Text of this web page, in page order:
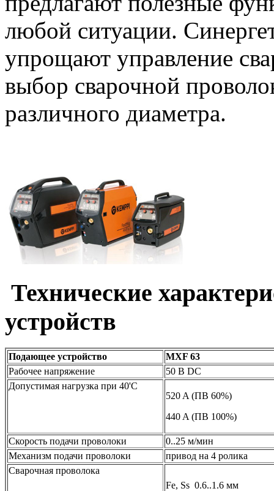
любой ситуации.
упрощают управление
выбор сварочной
различного диаметра.
Технические
устройств
Подающее устройство
MXF 63
Рабочее напряжение
50 В DC
Допустимая нагрузка при 40'C
520 A (ПВ 60%)
440 A (ПВ 100%)
Скорость подачи проволоки
0..25 м/мин
Механизм подачи проволоки
привод на 4 ролика
Сварочная проволока
Fe, Ss 0.6..1.6 мм